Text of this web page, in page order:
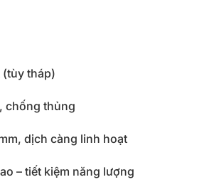
(tùy tháp)
chống thủng
dịch càng linh hoạt
– tiết kiệm năng lượng